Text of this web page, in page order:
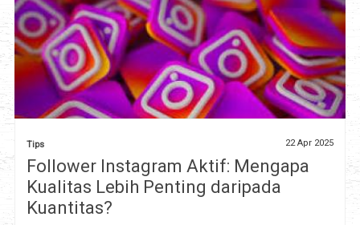
Tips 22 Apr 2025
Follower Instagram Aktif: Mengapa
Kualitas Lebih Penting daripada
Kuantitas?